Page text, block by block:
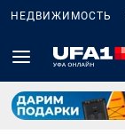
НЕДВИЖИМОСТЬ